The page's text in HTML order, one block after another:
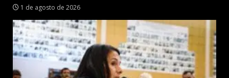
1 de agosto de 2026